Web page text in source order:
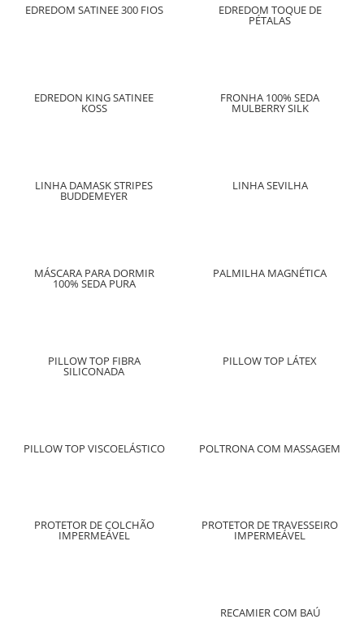
EDREDOM SATINEE 300 FIOS EDREDOM TOQUE DE
PÉTALAS
EDREDON KING SATINEE
KOSS
FRONHA 100% SEDA
MULBERRY SILK
LINHA DAMASK STRIPES
BUDDEMEYER
LINHA SEVILHA
MÁSCARA PARA DORMIR
100% SEDA PURA
PALMILHA MAGNÉTICA
PILLOW TOP FIBRA
SILICONADA
PILLOW TOP LÁTEX
PILLOW TOP VISCOELÁSTICO POLTRONA COM MASSAGEM
PROTETOR DE COLCHÃO
IMPERMEÁVEL
PROTETOR DE TRAVESSEIRO
IMPERMEÁVEL
RECAMIER COM BAÚ